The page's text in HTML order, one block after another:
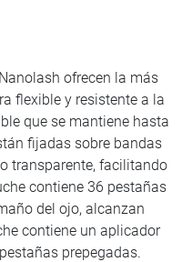
ofrecen la más
flexible y resistente a la
que se mantiene hasta
fijadas sobre bandas
transparente, facilitando
contiene 36 pestañas
del ojo, alcanzan
contiene un aplicador
prepegadas.